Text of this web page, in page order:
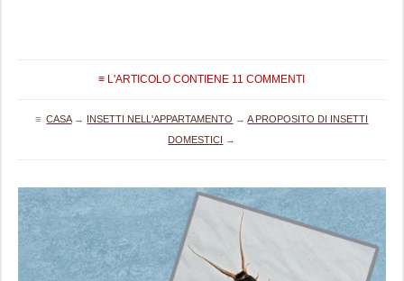
≡ L'ARTICOLO CONTIENE 11 COMMENTI
≡CASA→ INSETTI NELL'APPARTAMENTO →A PROPOSITO DI INSETTI
DOMESTICI →